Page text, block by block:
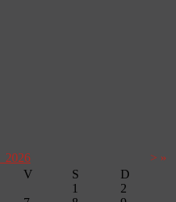
2026 > »
V S
D
1
2